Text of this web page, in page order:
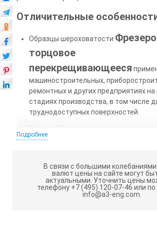
Отличительные
Образцы шероховатости
торцовое
перекрещивающееся
машиностроительных,
ремонтных и других предприятиях
стадиях производства, в том числе
труднодоступных поверхностей.
Форма образцов -плоская , материал
сталь, медь, алюминий, чугун, а так же
Образцы упакованы в пластмассовые
Шероховатость образцов
футляра непосредственно над
Подробнее
В связи с большими колебаниями
валют цены на сайте могут
актуальными. Уточнить цены
телефону +7 (495) 120-07-46 или по
info@a3-eng.com.